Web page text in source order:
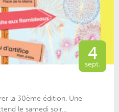
4
sept.
la 30ème édition. Une
le samedi soir...